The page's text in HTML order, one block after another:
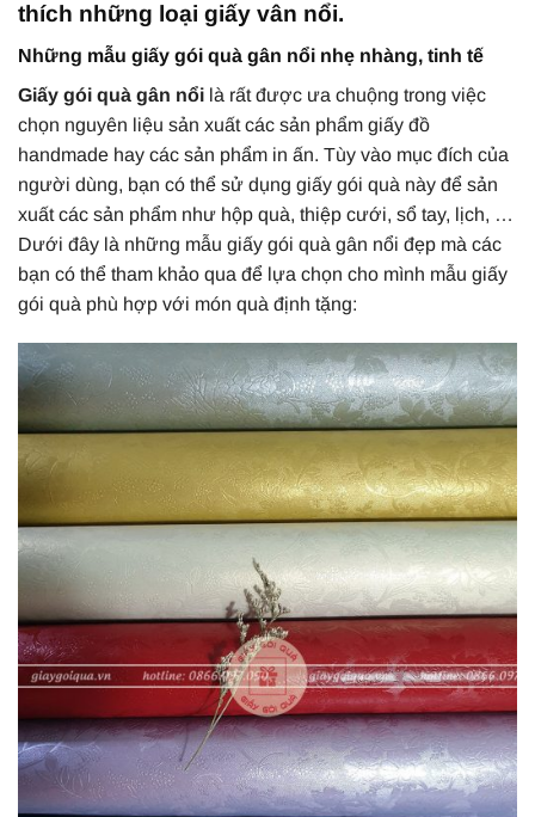
thích những loại giấy vân nổi.
Những mẫu giấy gói quà gân nổi nhẹ nhàng, tinh tế
Giấy gói quà gân nổi là rất được ưa chuộng trong việc
chọn nguyên liệu sản xuất các sản phẩm giấy đồ
handmade hay các sản phẩm in ấn. Tùy vào mục đích của
người dùng, bạn có thể sử dụng giấy gói quà này để sản
xuất các sản phẩm như hộp quà, thiệp cưới, sổ tay, lịch, …
Dưới đây là những mẫu giấy gói quà gân nổi đẹp mà các
bạn có thể tham khảo qua để lựa chọn cho mình mẫu giấy
gói quà phù hợp với món quà định tặng: